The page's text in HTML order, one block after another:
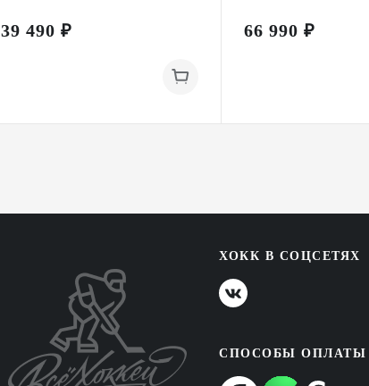
39 490 ₽ 66 990 ₽
ХОКК В СОЦСЕТЯХ
СПОСОБЫ ОПЛАТЫ